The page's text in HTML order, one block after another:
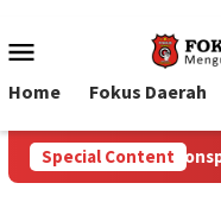
Menu
Home Fokus Daerah
Special Content
“Makelar Berkelas” di